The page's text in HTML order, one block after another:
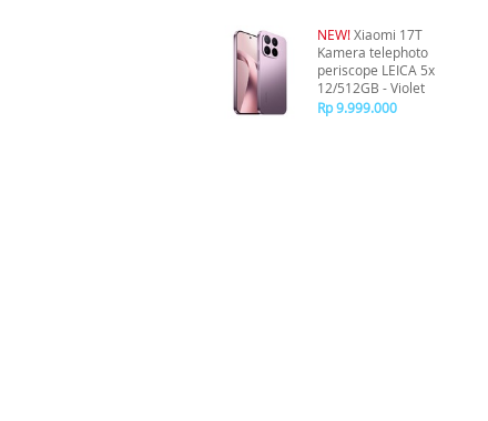
NEW!Xiaomi 17T
Kamera telephoto
periscope LEICA 5x
12/512GB - Violet
Rp 9.999.000